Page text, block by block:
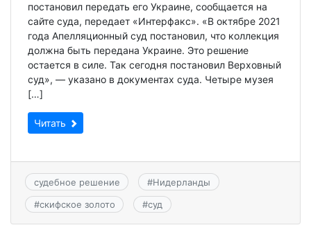
постановил передать его Украине, сообщается на
сайте суда, передает «Интерфакс». «В октябре 2021
года Апелляционный суд постановил, что коллекция
должна быть передана Украине. Это решение
остается в силе. Так сегодня постановил Верховный
суд», — указано в документах суда. Четыре музея
[…]
Читать
судебное решение #Нидерланды
#скифское золото #суд